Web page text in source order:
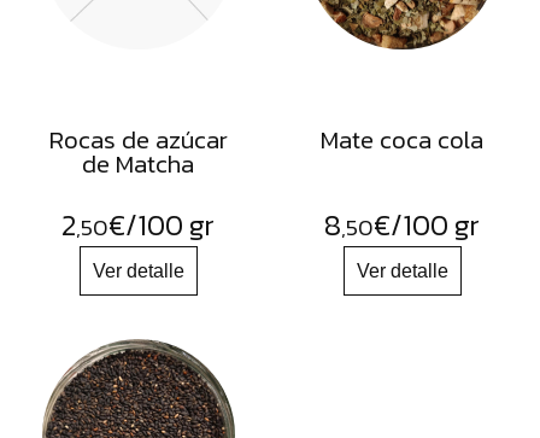
Rocas de azúcar
de Matcha
2,50€/100 gr
Mate coca cola
8,50€/100 gr